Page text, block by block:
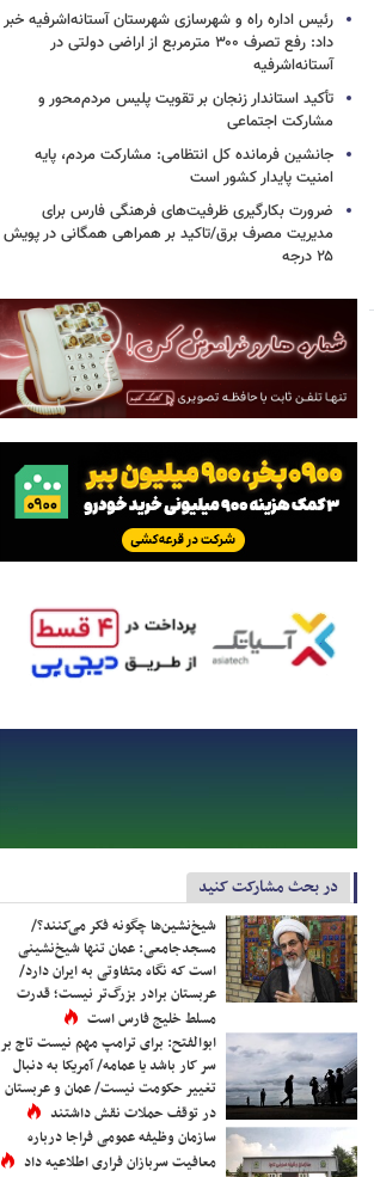
رئیس اداره راه و شهرسازی شهرستان آستانه‌اشرفیه خبر
داد: رفع تصرف ۳۰۰ مترمربع از اراضی دولتی در
آستانه‌اشرفیه
تأکید استاندار زنجان بر تقویت پلیس مردم‌محور و
مشارکت اجتماعی
جانشین فرمانده کل انتظامی: مشارکت مردم، پایه
امنیت پایدار کشور است
ضرورت بکارگیری ظرفیت‌های فرهنگی فارس برای
مدیریت مصرف برق/تاکید بر همراهی همگانی در پویش
۲۵ درجه
در بحث مشارکت کنید
شیخ‌نشین‌ها چگونه فکر می‌کنند؟/
مسجدجامعی: عمان تنها شیخ‌نشینی
است که نگاه متفاوتی به ایران دارد/
عربستان برادر بزرگ‌تر نیست؛ قدرت
مسلط خلیج فارس است
ابوالفتح: برای ترامپ مهم نیست تاج بر
سر کار باشد یا عمامه/ آمریکا به دنبال
تغییر حکومت نیست/ عمان و عربستان
در توقف حملات نقش داشتند
سازمان وظیفه عمومی فراجا درباره
معافیت سربازان فراری اطلاعیه داد